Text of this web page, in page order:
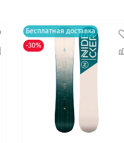
Бесплатная доставка
-30%